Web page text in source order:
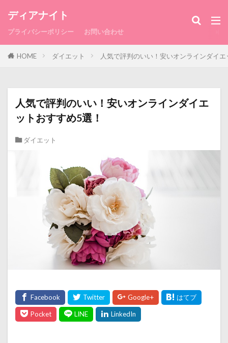
ディアナイト
プライバシーポリシー お問い合わせ
HOME ダイエット 人気で評判のいい！安いオンラインダイ
人気で評判のいい！安いオンラインダイエ
ットおすすめ5選！
ダイエット